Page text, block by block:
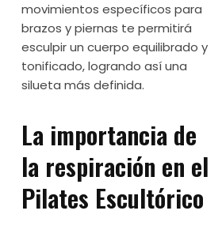
movimientos específicos para
brazos y piernas te permitirá
esculpir un cuerpo equilibrado y
tonificado, logrando así una
silueta más definida.
La importancia de
la respiración en el
Pilates Escultórico